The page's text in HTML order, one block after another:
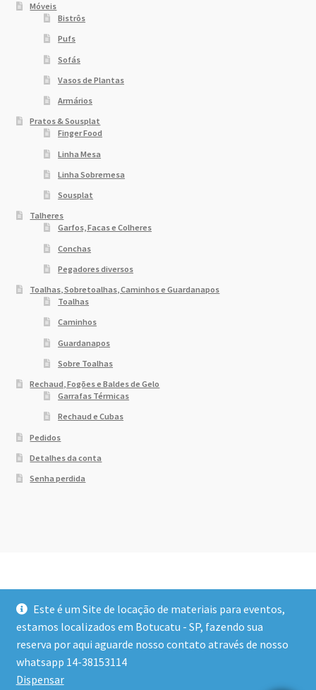
Este é um Site de locação de materiais para eventos,
estamos localizados em Botucatu - SP, fazendo sua
reserva por aqui aguarde nosso contato através de nosso
whatsapp 14-38153114
Dispensar
Móveis
Bistrôs
Pufs
Sofás
Vasos de Plantas
Armários
Pratos & Sousplat
Finger Food
Linha Mesa
Linha Sobremesa
Sousplat
Talheres
Garfos, Facas e Colheres
Conchas
Pegadores diversos
Toalhas, Sobretoalhas, Caminhos e Guardanapos
Toalhas
Caminhos
Guardanapos
Sobre Toalhas
Rechaud, Fogões e Baldes de Gelo
Garrafas Térmicas
Rechaud e Cubas
Pedidos
Detalhes da conta
Senha perdida
© Dony Locações 2026
Built with WooCommerce